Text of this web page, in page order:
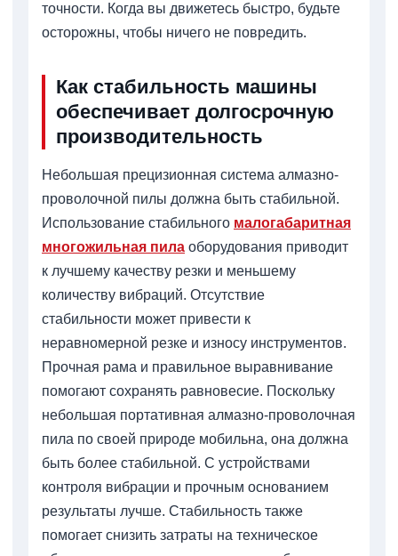
точности. Когда вы движетесь быстро, будьте
осторожны, чтобы ничего не повредить.
Как стабильность машины
обеспечивает долгосрочную
производительность
Небольшая прецизионная система алмазно-
проволочной пилы должна быть стабильной.
Использование стабильного малогабаритная
многожильная пила оборудования приводит
к лучшему качеству резки и меньшему
количеству вибраций. Отсутствие
стабильности может привести к
неравномерной резке и износу инструментов.
Прочная рама и правильное выравнивание
помогают сохранять равновесие. Поскольку
небольшая портативная алмазно-проволочная
пила по своей природе мобильна, она должна
быть более стабильной. С устройствами
контроля вибрации и прочным основанием
результаты лучше. Стабильность также
помогает снизить затраты на техническое